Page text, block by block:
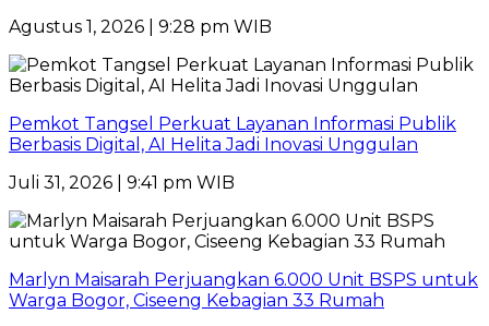
Agustus 1, 2026 | 9:28 pm WIB
Pemkot Tangsel Perkuat Layanan Informasi Publik
Berbasis Digital, AI Helita Jadi Inovasi Unggulan
Juli 31, 2026 | 9:41 pm WIB
Marlyn Maisarah Perjuangkan 6.000 Unit BSPS untuk
Warga Bogor, Ciseeng Kebagian 33 Rumah